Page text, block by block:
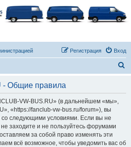
Вход
Регистрация
- Общие правила
VW-BUS.RU» (в дальнейшем «мы»,
«https://fanclub-vw-bus.ru/forum»), вы
со следующими условиями. Если вы не
заходите и не пользуйтесь форумами
за собой право изменять эти
всё возможное, чтобы уведомить вас об